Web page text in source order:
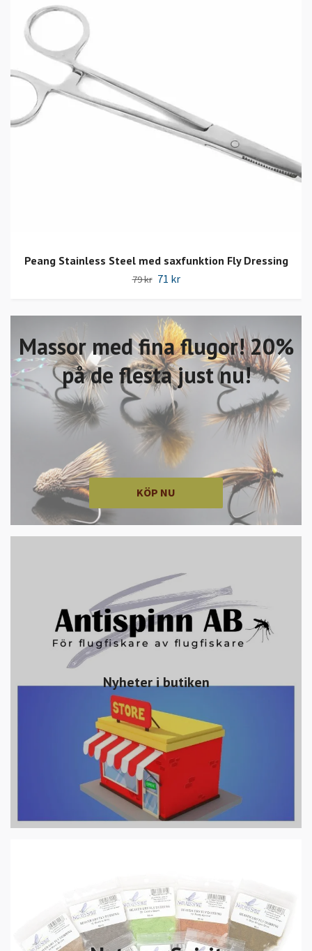
Massor med fina flugor! 20%
på de flesta just nu!
KÖP NU
Nyheter i butiken
Peang Stainless Steel med saxfunktion Fly Dressing
79 kr 71 kr